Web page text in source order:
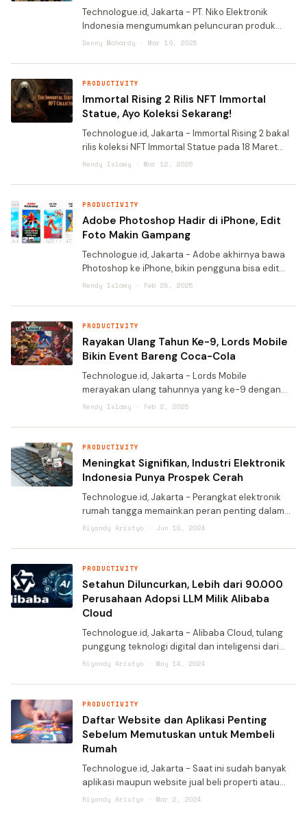
Technologue.id, Jakarta - PT. Niko Elektronik
Indonesia mengumumkan peluncuran produk
terbarunya: Regulator Gas dengan Fitur Double
keamanan, keandalan, da
Denny Mahardy · Mar 19, 2025
PRODUCTIVITY
Immortal Rising 2 Rilis NFT Immortal
Statue, Ayo Koleksi Sekarang!
Technologue.id, Jakarta - Immortal Rising 2 bakal
rilis koleksi NFT Immortal Statue pada 18 Maret
2025. Koleksi ini hadir dalam dua tipe, yaitu
Rendy Islamy · Mar 12, 2025
PRODUCTIVITY
Adobe Photoshop Hadir di iPhone, Edit
Foto Makin Gampang
Technologue.id, Jakarta - Adobe akhirnya bawa
Photoshop ke iPhone, bikin pengguna bisa edit
foto langsung dari ponsel kalian. Versi Android
gratis d
Rendy Islamy · Feb 28, 2025
PRODUCTIVITY
Rayakan Ulang Tahun Ke-9, Lords Mobile
Bikin Event Bareng Coca-Cola
Technologue.id, Jakarta - Lords Mobile
merayakan ulang tahunnya yang ke-9 dengan
cara yang unik. Alih-alih hanya memberi hadiah
minuman ringan, Coca-Cola.
Rendy Islamy · Feb 2, 2025
PRODUCTIVITY
Meningkat Signifikan, Industri Elektronik
Indonesia Punya Prospek Cerah
Technologue.id, Jakarta - Perangkat elektronik
rumah tangga memainkan peran penting dalam
membantu menghemat waktu dan tenaga
memanfaatkan perangkat terse
Riyandy Aristyo · Jun 10, 2024
PRODUCTIVITY
Setahun Diluncurkan, Lebih dari 90.000
Perusahaan Adopsi LLM Milik Alibaba
Cloud
Technologue.id, Jakarta - Alibaba Cloud, tulang
punggung teknologi digital dan inteligensi dari
Alibaba Group, mengumumkan pencapaian
diketahui, Qwen merupakan
Riyandy Aristyo · May 14, 2024
PRODUCTIVITY
Daftar Website dan Aplikasi Penting
Sebelum Memutuskan untuk Membeli
Rumah
Technologue.id, Jakarta - Saat ini sudah banyak
aplikasi maupun website jual beli properti atau
rumah. Sebut saja, Rumah123, OLX sampai Pin
Riyandy Aristyo · Mar 2, 2024